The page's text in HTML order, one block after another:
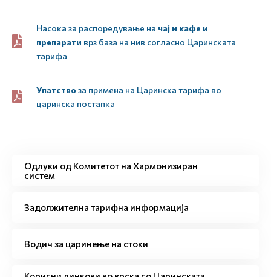
Насока за распоредување на чај и кафе и
препарати врз база на нив согласно Царинската
тарифа
Упатство за примена на Царинска тарифа во
царинска постапка
Одлуки од Комитетот на Хармонизиран
систем
Задолжителна тарифна информација
Водич за царинење на стоки